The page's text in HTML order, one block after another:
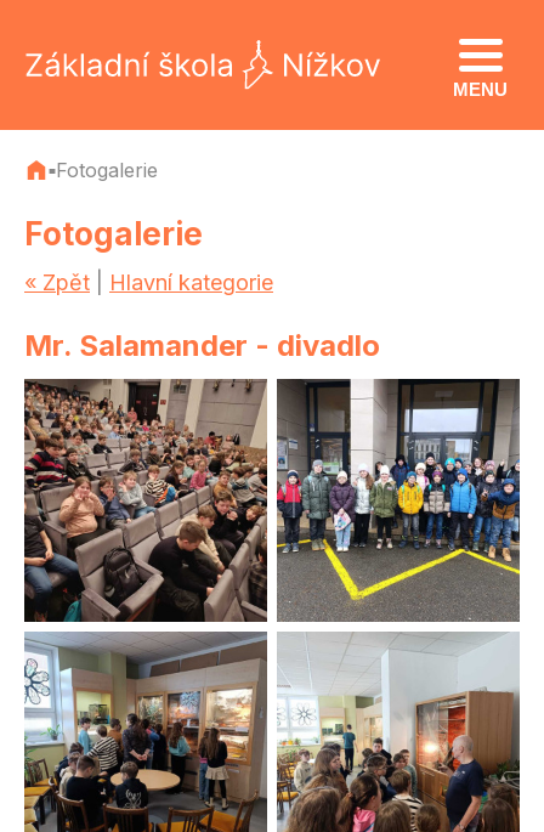
MENU
■Fotogalerie
Fotogalerie
« Zpět Hlavní kategorie
Mr. Salamander - divadlo